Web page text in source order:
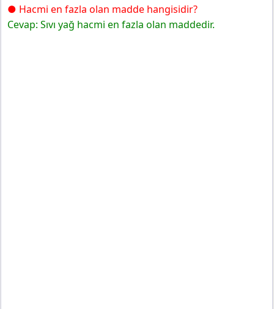
● Hacmi en fazla olan madde hangisidir?
Cevap: Sıvı yağ hacmi en fazla olan maddedir.